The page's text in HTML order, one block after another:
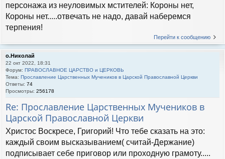
персонажа из неуловимых мстителей: Короны нет,
Короны нет.....отвечать не надо, давай наберемся
терпения!
Перейти к сообщению
о.Николай
22 окт 2022, 18:31
Форум: ПРАВОСЛАВНОЕ ЦАРСТВО и ЦЕРКОВЬ
Тема: Прославление Царственных Мучеников в Царской Православной Церкви
Ответы: 74
Просмотры: 256178
Re: Прославление Царственных Мучеников в
Царской Православной Церкви
Христос Воскресе, Григорий! Что тебе сказать на это:
каждый своим высказыванием( считай-Держание)
подписывает себе приговор или проходную грамоту.....